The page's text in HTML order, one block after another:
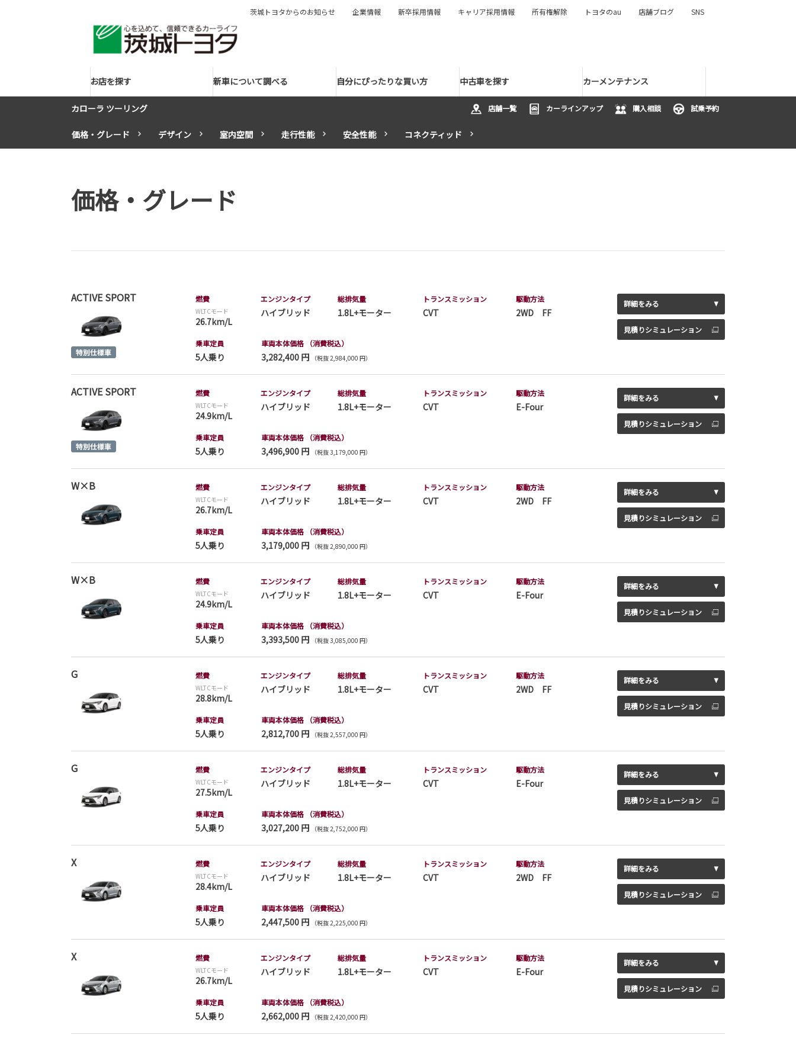
お店を探す 新車について調べる 自分にぴったりな買い方 中古車を探す カーメンテナンス
茨城トヨタからのお知らせ 企業情報 新卒採用情報 キャリア採用情報 所有権解除 トヨタのau 店舗ブログ SNS
カローラ ツーリング 店舗一覧 カーラインアップ 購入相談 試乗予約
価格・グレード デザイン 室内空間 走行性能 安全性能 コネクティッド
価格・グレード
ACTIVE SPORT 燃費
WLTCモード
26.7km/L
エンジンタイプ
ハイブリッド
総排気量
1.8L+モーター
トランスミッション
CVT
駆動方法
2WD FF
乗車定員
5人乗り
車両本体価格 （消費税込）
3,282,400 円 （税抜 2,984,000 円）
詳細をみる
見積りシミュレーション
ACTIVE SPORT 燃費
WLTCモード
24.9km/L
エンジンタイプ
ハイブリッド
総排気量
1.8L+モーター
トランスミッション
CVT
駆動方法
E-Four
乗車定員
5人乗り
車両本体価格 （消費税込）
3,496,900 円 （税抜 3,179,000 円）
詳細をみる
見積りシミュレーション
W×B 燃費
WLTCモード
26.7km/L
エンジンタイプ
ハイブリッド
総排気量
1.8L+モーター
トランスミッション
CVT
駆動方法
2WD FF
乗車定員
5人乗り
車両本体価格 （消費税込）
3,179,000 円 （税抜 2,890,000 円）
詳細をみる
見積りシミュレーション
W×B 燃費
WLTCモード
24.9km/L
エンジンタイプ
ハイブリッド
総排気量
1.8L+モーター
トランスミッション
CVT
駆動方法
E-Four
乗車定員
5人乗り
車両本体価格 （消費税込）
3,393,500 円 （税抜 3,085,000 円）
詳細をみる
見積りシミュレーション
G 燃費
WLTCモード
28.8km/L
エンジンタイプ
ハイブリッド
総排気量
1.8L+モーター
トランスミッション
CVT
駆動方法
2WD FF
乗車定員
5人乗り
車両本体価格 （消費税込）
2,812,700 円 （税抜 2,557,000 円）
詳細をみる
見積りシミュレーション
G 燃費
WLTCモード
27.5km/L
エンジンタイプ
ハイブリッド
総排気量
1.8L+モーター
トランスミッション
CVT
駆動方法
E-Four
乗車定員
5人乗り
車両本体価格 （消費税込）
3,027,200 円 （税抜 2,752,000 円）
詳細をみる
見積りシミュレーション
X 燃費
WLTCモード
28.4km/L
エンジンタイプ
ハイブリッド
総排気量
1.8L+モーター
トランスミッション
CVT
駆動方法
2WD FF
乗車定員
5人乗り
車両本体価格 （消費税込）
2,447,500 円 （税抜 2,225,000 円）
詳細をみる
見積りシミュレーション
X 燃費
WLTCモード
26.7km/L
エンジンタイプ
ハイブリッド
総排気量
1.8L+モーター
トランスミッション
CVT
駆動方法
E-Four
乗車定員
5人乗り
車両本体価格 （消費税込）
2,662,000 円 （税抜 2,420,000 円）
詳細をみる
見積りシミュレーション